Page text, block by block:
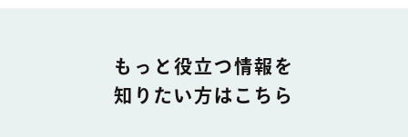
DOCUMENT
もっと役立つ情報を
知りたい方はこちら